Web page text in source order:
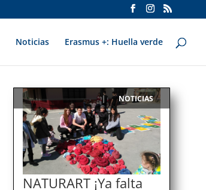
Noticias Erasmus +: Huella verde
NATURART ¡Ya falta
| NOTICIAS